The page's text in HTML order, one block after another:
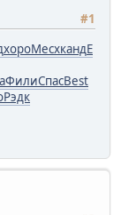
#1
хороМесхкандE
ФилиСпасBest
Рэдк